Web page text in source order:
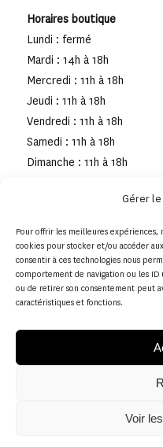
Gérer
Pour offrir les meilleures expériences,
cookies pour stocker et/ou accéder
consentir à ces technologies nous
comportement de navigation ou les ID
ou de retirer son consentement peut
caractéristiques et fonctions.
Voir
Horaires boutique
Lundi : fermé
Mardi : 14h à 18h
Mercredi : 11h à 18h
Jeudi : 11h à 18h
Vendredi : 11h à 18h
Samedi : 11h à 18h
Dimanche : 11h à 18h